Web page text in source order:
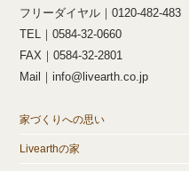
フリーダイヤル｜0120-482-483
TEL｜0584-32-0660
FAX｜0584-32-2801
Mail｜info@livearth.co.jp
家づくりへの思い
Livearthの家